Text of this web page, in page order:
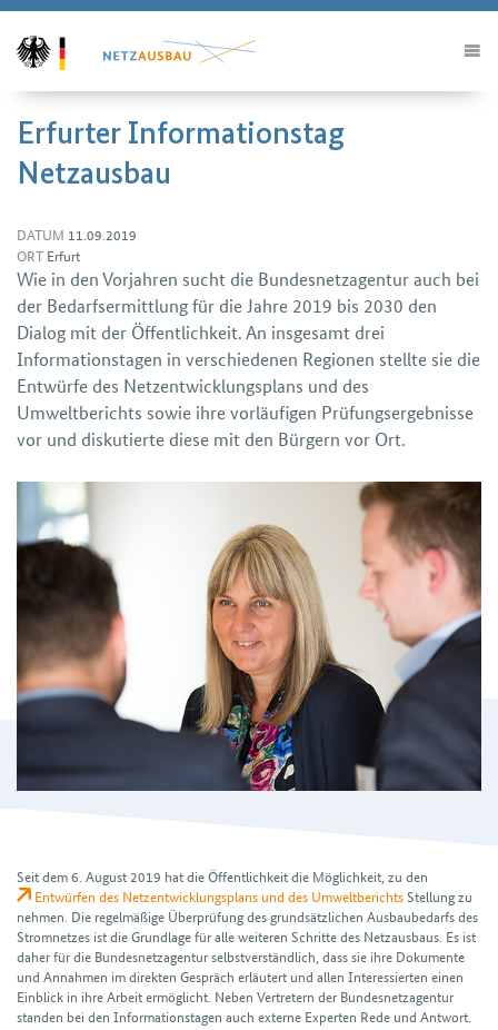
Erfurter Informationstag
Netzausbau
DATUM 11.09.2019
ORT Erfurt
Wie in den Vorjahren sucht die Bundesnetzagentur auch bei
der Bedarfsermittlung für die Jahre 2019 bis 2030 den
Dialog mit der Öffentlichkeit. An insgesamt drei
Informationstagen in verschiedenen Regionen stellte sie die
Entwürfe des Netz­entwicklungs­plans und des
Umweltberichts sowie ihre vorläufigen Prüfungs­ergebnisse
vor und diskutierte diese mit den Bürgern vor Ort.
Seit dem 6. August 2019 hat die Öffentlichkeit die Möglichkeit, zu den
Entwürfen des Netz­entwicklungs­plans und des Umwelt­berichtsStellung zu
nehmen. Die regel­mäßige Überprüfung des grundsätzlichen Ausbau­bedarfs des
Stromnetzes ist die Grundlage für alle weiteren Schritte des Netzausbaus. Es ist
daher für die Bundes­netz­agentur selbst­verständlich, dass sie ihre Dokumente
und Annahmen im direkten Gespräch erläutert und allen Interessierten einen
Einblick in ihre Arbeit ermöglicht. Neben Vertretern der Bundes­netz­agentur
standen bei den Informationstagen auch externe Experten Rede und Antwort.